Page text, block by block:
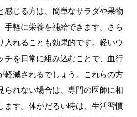
感じる方は、簡単なサラダや果物
手軽に栄養を補給できます。さら
入れることも効果的です。軽いウ
チを日常に組み込むことで、血行
軽減されるでしょう。これらの方
られない場合は、専門の医師に相
ます。体がだるい時は、生活習慣